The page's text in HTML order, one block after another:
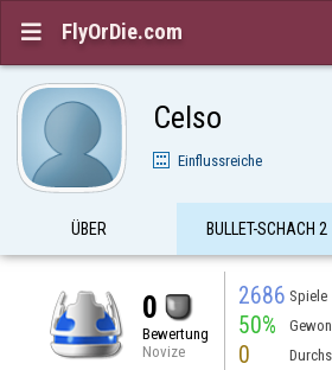
 FlyOrDie.com
Celso
Einflussreiche
ÜBER BULLET-SCHACH 2
0
Bewertung
Novize
2686 Spiele
50%
0